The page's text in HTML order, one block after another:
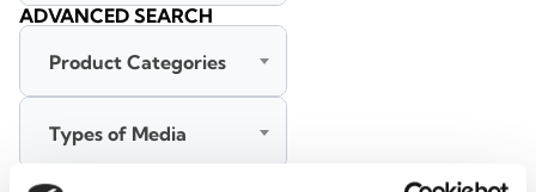
ADVANCED SEARCH
Product Categories
Types of Media